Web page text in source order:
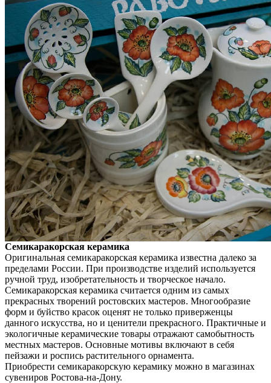
Семикаракорская керамика
Оригинальная семикаракорская керамика известна далеко за
пределами России. При производстве изделий используется
ручной труд, изобретательность и творческое начало.
Семикаракорская керамика считается одним из самых
прекрасных творений ростовских мастеров. Многообразие
форм и буйство красок оценят не только приверженцы
данного искусства, но и ценители прекрасного. Практичные и
экологичные керамические товары отражают самобытность
местных мастеров. Основные мотивы включают в себя
пейзажи и роспись растительного орнамента.
Приобрести семикаракорскую керамику можно в магазинах
сувениров Ростова-на-Дону.